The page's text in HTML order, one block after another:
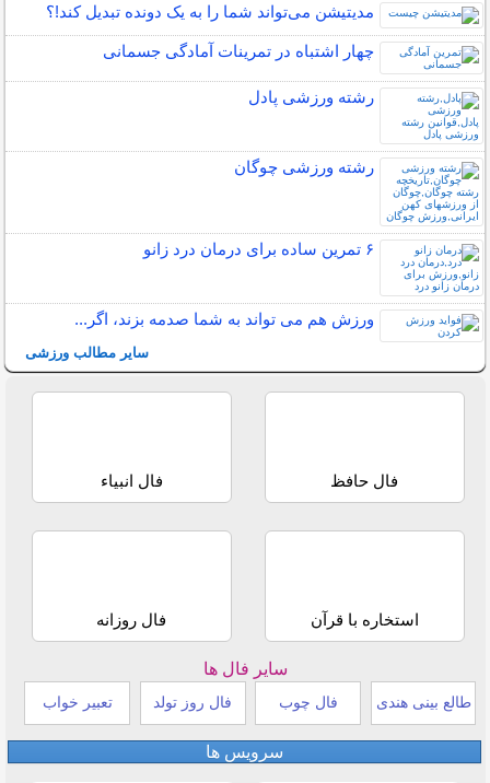
مدیتیشن می‌تواند شما را به یک دونده تبدیل کند!؟
چهار اشتباه در تمرینات آمادگی جسمانی
رشته ورزشی پادل
رشته ورزشی چوگان
۶ تمرین ساده برای درمان درد زانو
ورزش هم می تواند به شما صدمه بزند، اگر...
سایر مطالب ورزشی
فال حافظ فال انبیاء
استخاره با قرآن فال روزانه
سایر فال ها
طالع بینی هندی فال چوب فال روز تولد تعبیر خواب
سرویس ها